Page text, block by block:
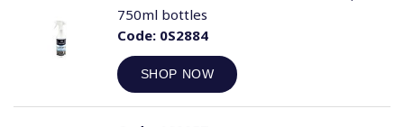
Code:0S2884
SHOP NOW
750ml bottles